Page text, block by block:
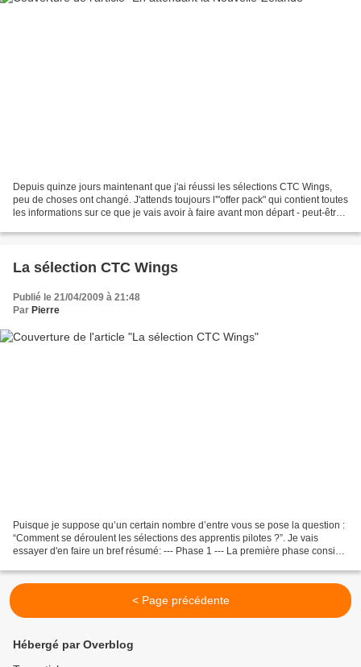
Depuis quinze jours maintenant que j'ai réussi les sélections CTC Wings,
peu de choses ont changé. J'attends toujours l'"offer pack" qui contient toutes
les informations sur ce que je vais avoir à faire avant mon départ - peut-être
La sélection CTC Wings
Publié le 21/04/2009 à 21:48
Par Pierre
Puisque je suppose qu’un certain nombre d’entre vous se pose la question :
“Comment se déroulent les sélections des apprentis pilotes ?”. Je vais
essayer d'en faire un bref résumé: --- Phase 1 --- La première phase consiste
< Page précédente
Hébergé par Overblog